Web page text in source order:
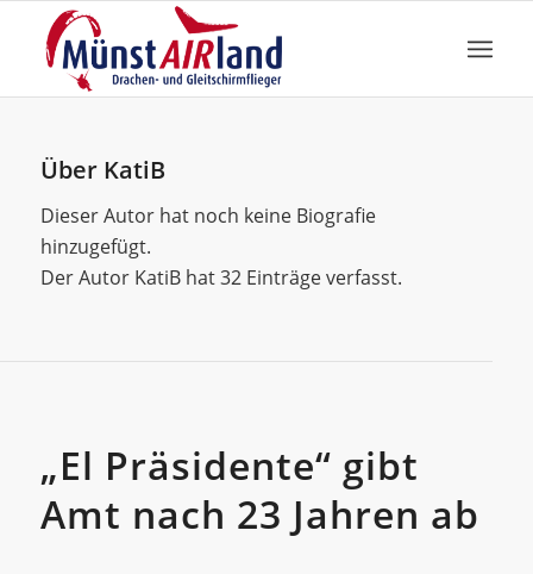
Über KatiB
Dieser Autor hat noch keine Biografie
hinzugefügt.
Der Autor KatiBhat 32 Einträge verfasst.
„El Präsidente“ gibt
Amt nach 23 Jahren ab